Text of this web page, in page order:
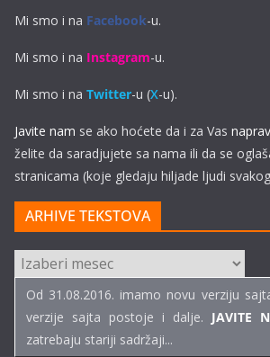
Mi smo i na Facebook-u.
Mi smo i na Instagram-u.
Mi smo i na Twitter-u (X-u).
Javite nam se ako hoćete da i za Vas
želite da saradjujete sa nama ili da se
stranicama (koje gledaju hiljade ljudi
ARHIVE TEKSTOVA
ARHIVE
TEKSTOVA
Od 31.08.2016. imamo novu verziju
verzije sajta postoje i dalje. JAVITE
zatrebaju stariji sadržaji...